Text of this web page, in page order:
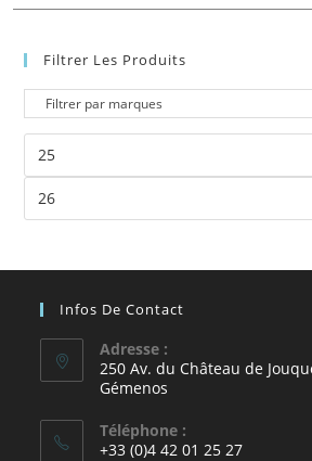
Filtrer Les Produits
Infos De Contact
Adresse :
250 Av. du Château de
Gémenos
Téléphone :
+33 (0)4 42 01 25 27